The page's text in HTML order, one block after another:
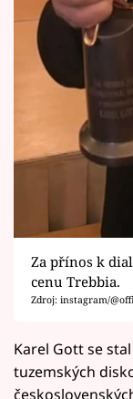
Za přínos k
cenu Trebbia.
Zdroj: instagram/
Karel Gott se
tuzemských